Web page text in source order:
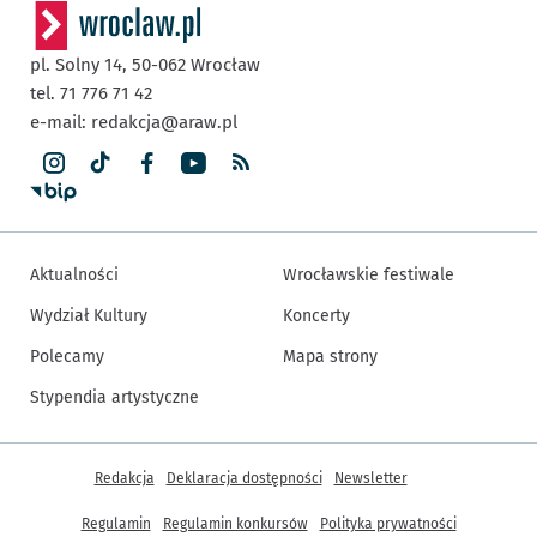
pl. Solny 14, 50-062 Wrocław
tel. 71 776 71 42
e-mail: redakcja@araw.pl
Aktualności
Wydział Kultury
Polecamy
Stypendia artystyczne
Wrocławskie festiwale
Koncerty
Mapa strony
Inne informacje
Redakcja Deklaracja dostępności Newsletter
Regulamin Regulamin konkursów Polityka prywatności